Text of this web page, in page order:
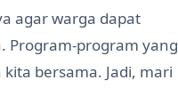
agar warga dapat
Program-program yang
bersama. Jadi, mari